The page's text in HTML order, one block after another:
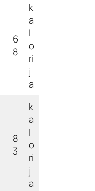
6
8
k
a
l
o
ri
j
a
8
3
k
a
l
o
ri
j
a